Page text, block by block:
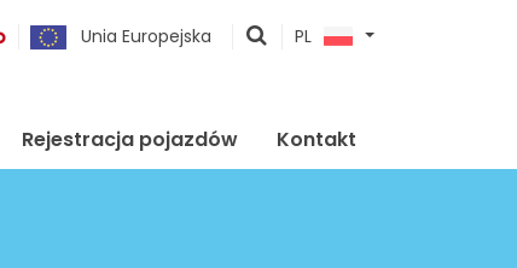
Unia Europejska
pokaż
PL
Rejestracja pojazdów Kontakt